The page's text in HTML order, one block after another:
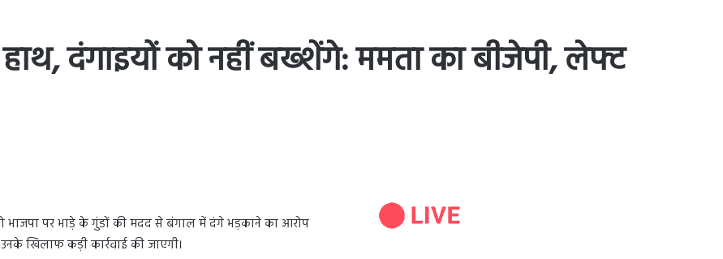
हाथ, दंगाइयों को नहीं बख्शेंगे: ममता का बीजेपी, लेफ्ट
भाजपा पर भाड़े के गुंडों की मदद से बंगाल में दंगे भड़काने का आरोप
खिलाफ कड़ी कार्रवाई की जाएगी।